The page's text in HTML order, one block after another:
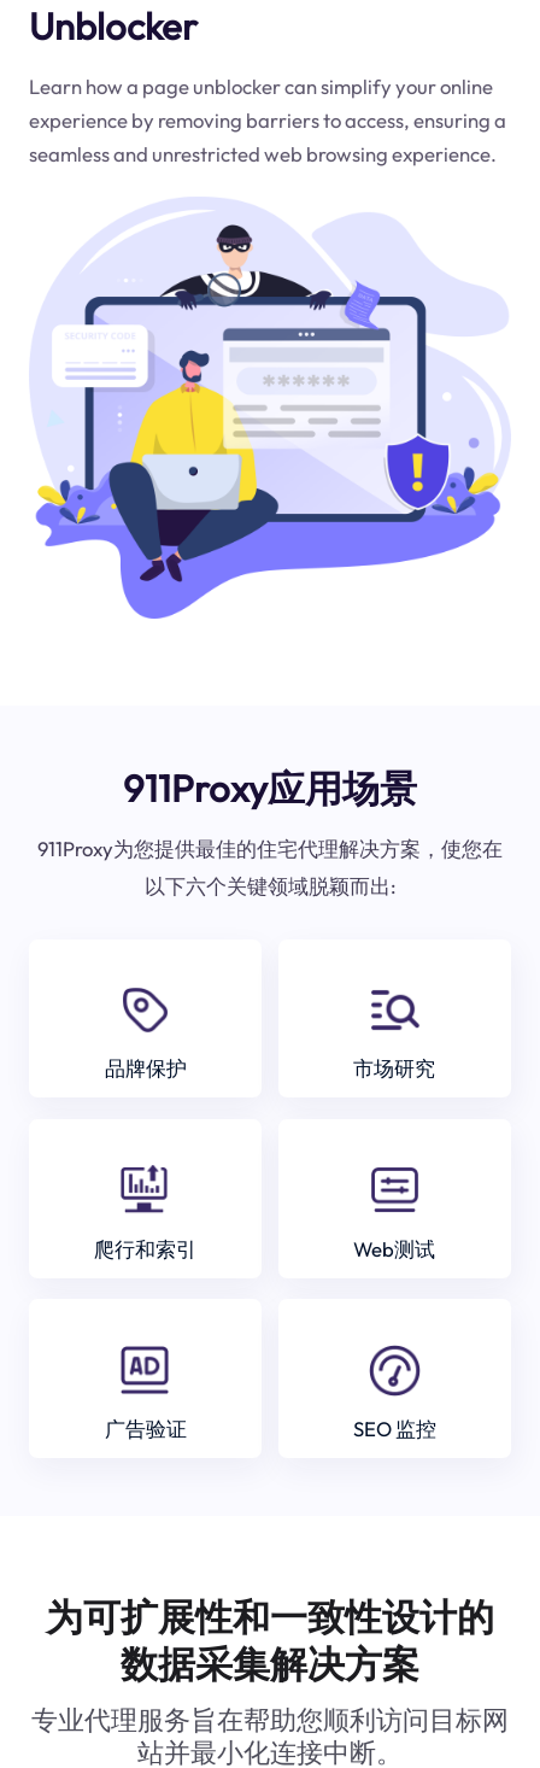
Unblocker
Learn how a page unblocker can simplify your online
experience by removing barriers to access, ensuring a
seamless and unrestricted web browsing experience.
911Proxy应用场景
911Proxy为您提供最佳的住宅代理解决方案，使您在
以下六个关键领域脱颖而出:
品牌保护 市场研究
爬行和索引 Web测试
广告验证 SEO 监控
为可扩展性和一致性设计的
数据采集解决方案
专业代理服务旨在帮助您顺利访问目标网
站并最小化连接中断。